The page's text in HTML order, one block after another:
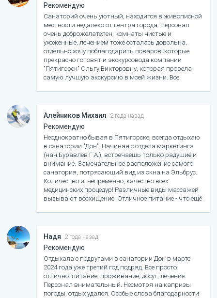
Рекомендую
Санаторий очень уютный, находится в живописной
местности недалеко от центра города. Персонал
очень доброжелателен, комнаты чистые и
ухоженные, лечением тоже осталась довольна.
отдельно хочу поблагодарить поваров, которые
прекрасно готовят и экскурсовода компании
"Пятигорск" Ольгу Викторовну, которая провела
самую лучшую экскурсию в моей жизни. Все
Алейников Михаил 2 года назад
Рекомендую
Неоднократно бывая в Пятигорске, всегда отдыхаю
в санатории "Дон". Начиная с отдела маркетинга
(нач.Буравлёв Г.А.), встречаешь только радушие и
внимание. Замечательное расположение самого
санатория, потрясающий вид из окна на Эльбрус.
Количество и, непременно, качество всех
медицинских процедур! Различные виды массажей
вызывают восхищение. Отличное питание - что ещё
Надя 2 года назад
Рекомендую
Отдыхала с подругами в санатории Дон в марте
2024 года уже третий год подряд. Все просто
отлично: питание, проживание, досуг, лечение.
Персонал внимательный. Несмотря на капризы
погоды, отдых удался. Особые слова благодарности